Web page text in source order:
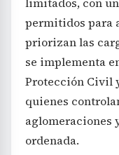
permitidos para
priorizan las
se implementa
Protección Civil
quienes
aglomeraciones
ordenada.